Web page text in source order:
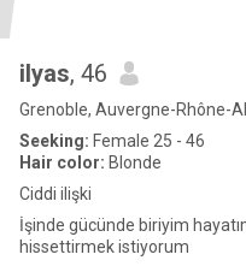
ilyas, 46
Grenoble, Auvergne-Rhône-
Seeking: Female 25 - 46
Hair color: Blonde
Ciddi ilişki
İşinde gücünde biriyim
hissettirmek istiyorum